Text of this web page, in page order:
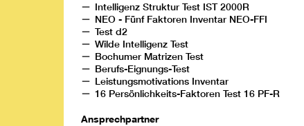
Intelligenz Struktur Test IST 2000R
NEO - Fünf Faktoren Inventar NEO-FFI
Test d2
Wilde Intelligenz Test
Bochumer Matrizen Test
Berufs-Eignungs-Test
Leistungsmotivations Inventar
16 Persönlichkeits-Faktoren Test 16 PF-R
Ansprechpartner